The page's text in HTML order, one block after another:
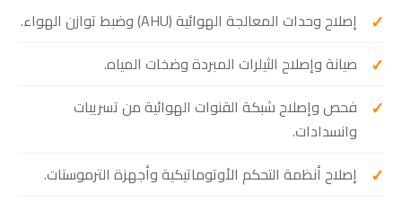
إصلاح وحدات المعالجة الهوائية (AHU) وضبط توازن الهواء.
صيانة وإصلاح الثيلرات المبردة وضخات المياه.
فحص وإصلاح شبكة القنوات الهوائية من تسريبات
وانسدادات.
إصلاح أنظمة التحكم الأوتوماتيكية وأجهزة الترموستات.